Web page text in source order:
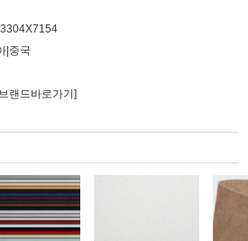
|중국
랜드바로가기]